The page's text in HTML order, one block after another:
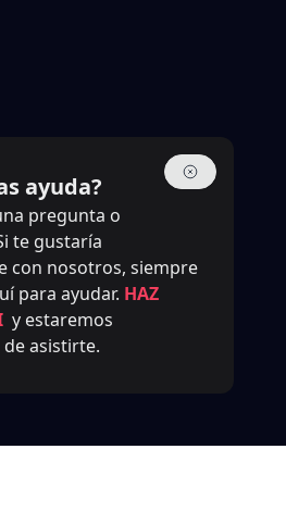
ayuda?
pregunta o
te gustaría
con nosotros, siempre
para ayudar. HAZ
y estaremos
asistirte.